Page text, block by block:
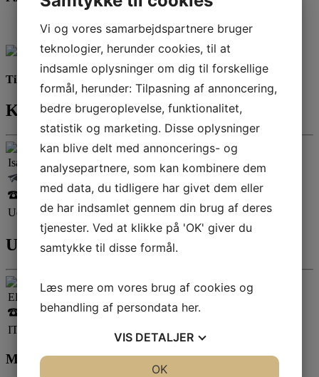
Tilskudsmuligheder til efteruddannelse
Kontakt og information
Isabel Garde-Hansen
+45 72 11 82 31
Uddannelseskoordinator
Undervisere
Eli Winther Krogsholm
+45 72 11 82 06
IT-projektleder
Måske kunne du også være interesseret i:
Vi og vores samarbejdspartnere bruger
teknologier, herunder cookies, til at
indsamle oplysninger om dig til forskellige
formål, herunder: Tilpasning af annoncering,
bedre brugeroplevelse, funktionalitet,
statistik og marketing. Disse oplysninger
kan blive delt med annoncerings- og
analysepartnere, som kan kombinere dem
med data, du tidligere har givet dem eller
de har indsamlet gennem din brug af deres
tjenester. Ved at klikke på 'OK' giver du
samtykke til disse formål.
Læs mere om vores brug af cookies og
behandling af persondata her.
VIS DETALJER
OK